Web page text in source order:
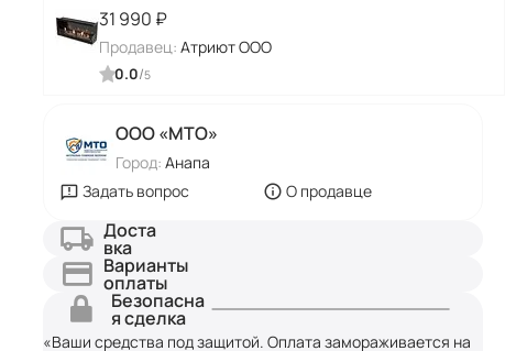
31 990 ₽
Продавец: Атриют ООО
0.0/5
ООО «МТО»
Город: Анапа
Задать вопрос
О продавце
Доста
вка
Варианты
оплаты
Безопасна
я сделка
«Ваши средства под защитой. Оплата замораживается на